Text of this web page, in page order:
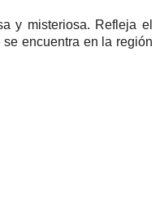
y misteriosa. Refleja el
encuentra en la región